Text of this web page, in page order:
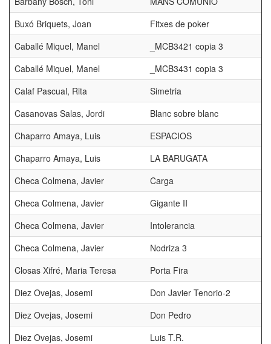
Buxó Briquets, Joan
Fitxes de poker
Caballé Miquel, Manel
_MCB3421 copia 3
Caballé Miquel, Manel
_MCB3431 copia 3
Calaf Pascual, Rita
Simetria
Casanovas Salas, Jordi
Blanc sobre blanc
Chaparro Amaya, Luis
ESPACIOS
Chaparro Amaya, Luis
LA BARUGATA
Checa Colmena, Javier
Carga
Checa Colmena, Javier
Gigante II
Checa Colmena, Javier
Intolerancia
Checa Colmena, Javier
Nodriza 3
Closas Xifré, Maria Teresa
Porta Fira
Diez Ovejas, Josemi
Don Javier Tenorio-2
Diez Ovejas, Josemi
Don Pedro
Diez Ovejas, Josemi
Luis T.R.